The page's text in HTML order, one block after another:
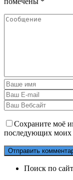
Сохраните моё
последующих моих
Поиск по